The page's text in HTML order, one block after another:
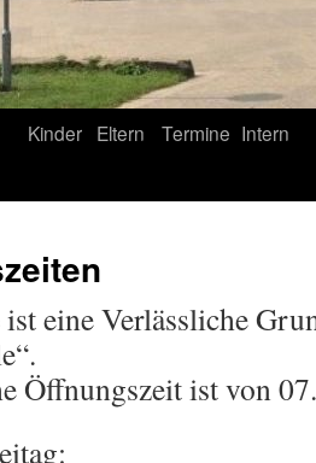
Kinder Eltern Termine Intern
eine Verlässliche
Öffnungszeit ist von